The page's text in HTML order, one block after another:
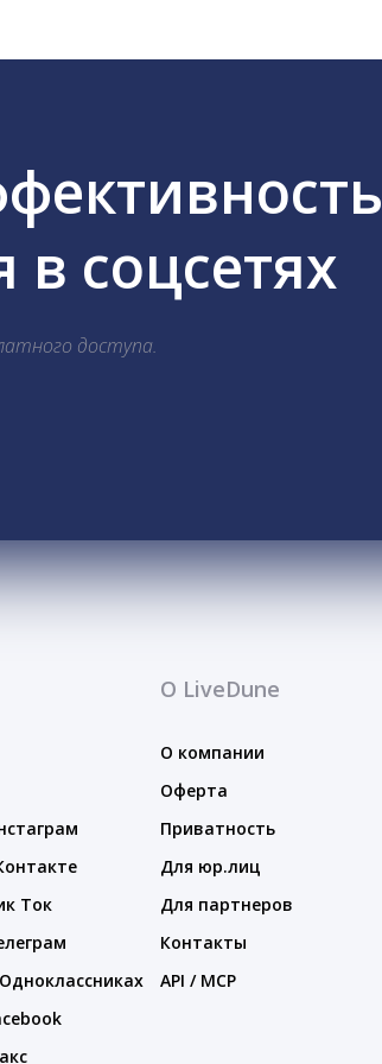
соцсетях
доступа.
Ток
О LiveDune
О компании
Оферта
Приватность
Для юр.лиц
Для партнеров
Контакты
API / MCP